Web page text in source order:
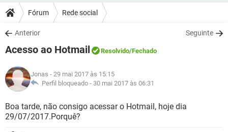
CELULAR
OUTLOOK
INSTAGRAM GMAIL
GUIA DE COMPRAS
DICAS
JOGOS
INSTAGRAM
GUIA DE COMPRAS
DOWNLOADS
JOGOS WHATSAPP
CELULAR
OUTLOOK EXCEL
INSTAGRAM GMAIL
GUIA DE COMPRAS
JOGOS
CELULAR
OUTLOOK EXCEL
GLOSSÁRIO
WHATSAPP
CELULAR
Fórum Rede social
Anterior Seguinte
Acesso ao Hotmail Resolvido/Fechado
Jonas - 29 mai 2017 às 15:15
Perfil bloqueado - 30 mai 2017 às 06:31
Boa tarde, não consigo acessar o Hotmail, hoje dia
29/07/2017.Porquê?